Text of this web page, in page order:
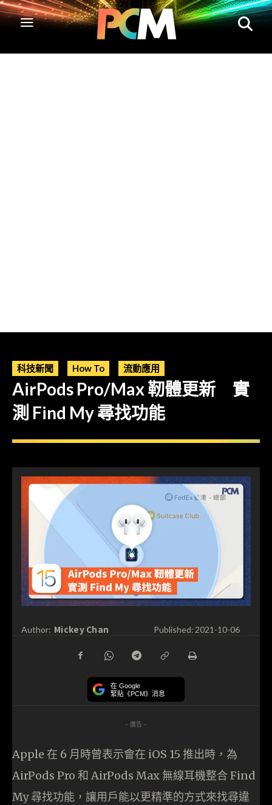
科技新聞 How To 流動應用
AirPods Pro/Max 靭體更新 實
測 Find My 尋找功能
Author: Mickey Chan Published: 2021-10-06
在 Google
緊貼《PCM》消息
- 廣告 -
Apple 在 6 月時曾表示會在 iOS 15 推出時，為
AirPods Pro 和 AirPods Max 無線耳機整合 Find
My 尋找功能，讓用戶能以更精準的方式來找尋違